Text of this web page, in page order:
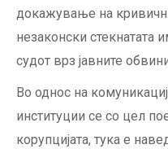
докажување на
незаконски стекнатата
судот врз јавните
Во однос на
институции се со цел
корупцијата, тука е